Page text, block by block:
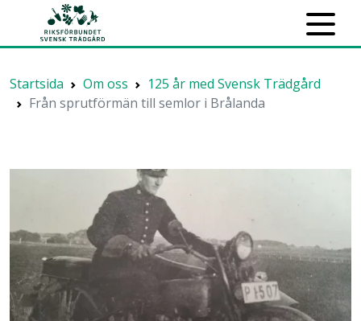
Startsida Om oss
125 år med Svensk Trädgård
Från sprutförmän till semlor i Brålanda